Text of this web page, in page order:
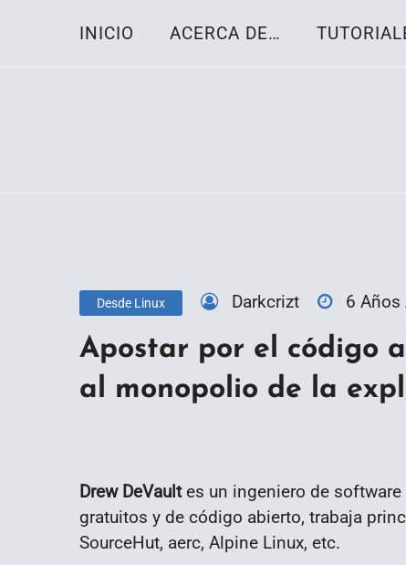
INICIO ACERCA DE…
Desde Linux Darkcrizt 6 Años
Apostar por el código
al monopolio de la
Drew DeVaultes un ingeniero de software
gratuitos y de código abierto, trabaja
SourceHut, aerc, Alpine Linux, etc.